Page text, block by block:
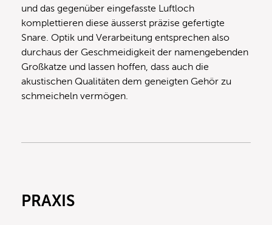
und das gegenüber eingefasste Luftloch
komplettieren diese äusserst präzise gefertigte
Snare. Optik und Verarbeitung entsprechen also
durchaus der Geschmeidigkeit der namengebenden
Großkatze und lassen hoffen, dass auch die
akustischen Qualitäten dem geneigten Gehör zu
schmeicheln vermögen.
PRAXIS